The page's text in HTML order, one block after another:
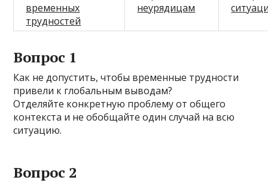
временных
трудностей
неурядицам
Вопрос 1
Как не допустить, чтобы временные трудности
привели к глобальным выводам?
Отделяйте конкретную проблему от общего
контекста и не обобщайте один случай на всю
ситуацию.
Вопрос 2